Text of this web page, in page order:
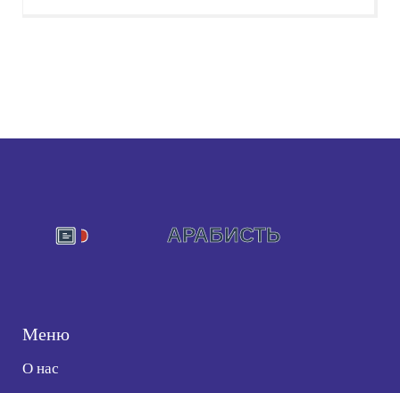
Меню
О нас